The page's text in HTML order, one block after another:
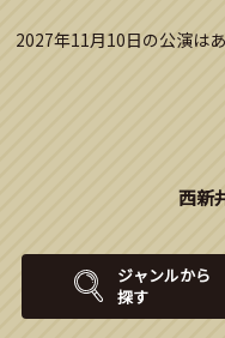
2027年11月10日の公演はあ
西新
ジャンルから
探す